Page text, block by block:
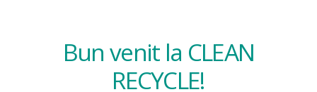
Bun venit la CLEAN
RECYCLE!